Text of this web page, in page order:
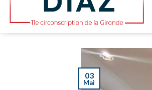
03
Mai